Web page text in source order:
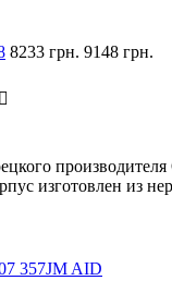
8233 грн. 9148 грн.
изготовлен из